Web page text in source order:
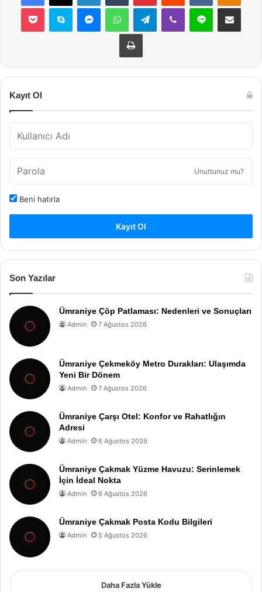
Pocket Skype MessengerWhatsAppTelegramViber Line E-Posta ile
Yazdır
Kayıt Ol
Unuttunuz mu?
Beni hatırla
Kayıt Ol
Son Yazılar
Ümraniye Çöp Patlaması: Nedenleri ve Sonuçları
Admin 7 Ağustos 2026
Ümraniye Çekmeköy Metro Durakları: Ulaşımda
Yeni Bir Dönem
Admin 7 Ağustos 2026
Ümraniye Çarşı Otel: Konfor ve Rahatlığın
Adresi
Admin 6 Ağustos 2026
Ümraniye Çakmak Yüzme Havuzu: Serinlemek
İçin İdeal Nokta
Admin 6 Ağustos 2026
Ümraniye Çakmak Posta Kodu Bilgileri
Admin 5 Ağustos 2026
Daha Fazla Yükle